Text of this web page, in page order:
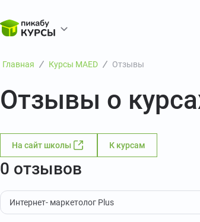
Главная Курсы MAED Отзывы
Отзывы о
На сайт школы К курсам
0 отзывов
Интернет- маркетолог Plus